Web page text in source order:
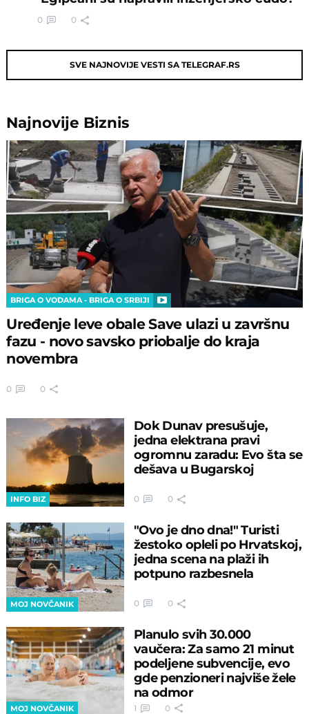
0 0
SVE NAJNOVIJE VESTI SA TELEGRAF.RS
Najnovije Biznis
BRIGA O VODAMA - BRIGA O SRBIJI
Uređenje leve obale Save ulazi u završnu
fazu - novo savsko priobalje do kraja
novembra
0 0
INFO BIZ
Dok Dunav presušuje,
jedna elektrana pravi
ogromnu zaradu: Evo šta se
dešava u Bugarskoj
0 0
MOJ NOVČANIK
"Ovo je dno dna!" Turisti
žestoko opleli po Hrvatskoj,
jedna scena na plaži ih
potpuno razbesnela
0 0
MOJ NOVČANIK
Planulo svih 30.000
vaučera: Za samo 21 minut
podeljene subvencije, evo
gde penzioneri najviše žele
na odmor
1 0